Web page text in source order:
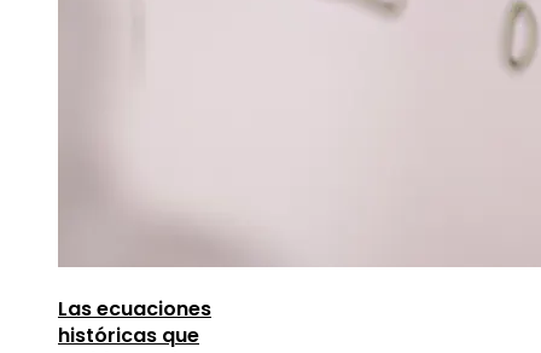
Las ecuaciones
históricas que